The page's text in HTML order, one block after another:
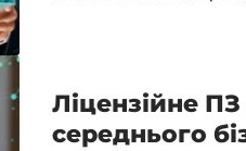
Ліцензійне
середнього